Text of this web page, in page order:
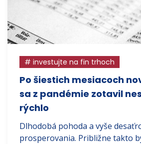
# investujte na fin trhoch
Po šiestich mesiacoch
sa z pandémie zotavil
rýchlo
Dlhodobá pohoda a vyše
prosperovania. Približne takto